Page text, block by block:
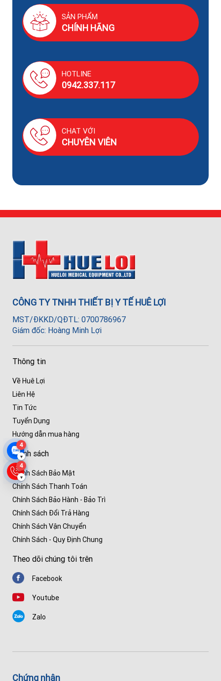
SẢN PHẨM
CHÍNH HÃNG
HOTLINE
0942.337.117
CHAT VỚI
CHUYÊN VIÊN
4
▾
4
▾
CÔNG TY TNHH THIẾT BỊ Y TẾ HUÊ LỢI
MST/ĐKKD/QĐTL: 0700786967
Giám đốc: Hoàng Minh Lợi
Thông tin
Về Huê Lợi
Liên Hệ
Tin Tức
Tuyển Dụng
Hướng dẫn mua hàng
Chính sách
Chính Sách Bảo Mật
Chính Sách Thanh Toán
Chính Sách Bảo Hành - Bảo Trì
Chính Sách Đổi Trả Hàng
Chính Sách Vận Chuyển
Chính Sách - Quy Định Chung
Theo dõi chúng tôi trên
Facebook
Youtube
Zalo
Chứng nhận